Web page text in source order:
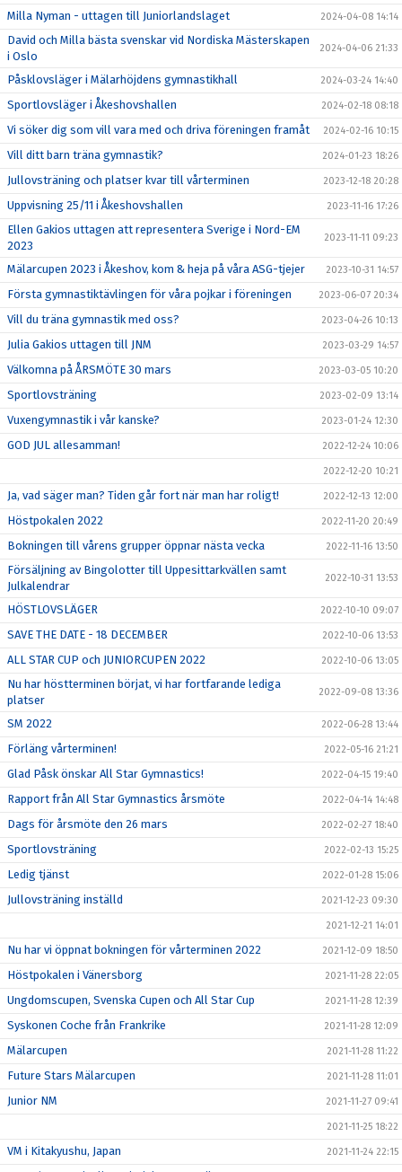
Milla Nyman - uttagen till Juniorlandslaget 2024-04-08 14:14
David och Milla bästa svenskar vid Nordiska Mästerskapen
i Oslo
2024-04-06 21:33
Påsklovsläger i Mälarhöjdens gymnastikhall 2024-03-24 14:40
Sportlovsläger i Åkeshovshallen 2024-02-18 08:18
Vi söker dig som vill vara med och driva föreningen framåt 2024-02-16 10:15
Vill ditt barn träna gymnastik? 2024-01-23 18:26
Jullovsträning och platser kvar till vårterminen 2023-12-18 20:28
Uppvisning 25/11 i Åkeshovshallen 2023-11-16 17:26
Ellen Gakios uttagen att representera Sverige i Nord-EM
2023
2023-11-11 09:23
Mälarcupen 2023 i Åkeshov, kom & heja på våra ASG-tjejer 2023-10-31 14:57
Första gymnastiktävlingen för våra pojkar i föreningen 2023-06-07 20:34
Vill du träna gymnastik med oss? 2023-04-26 10:13
Julia Gakios uttagen till JNM 2023-03-29 14:57
Välkomna på ÅRSMÖTE 30 mars 2023-03-05 10:20
Sportlovsträning 2023-02-09 13:14
Vuxengymnastik i vår kanske? 2023-01-24 12:30
GOD JUL allesamman! 2022-12-24 10:06
2022-12-20 10:21
Ja, vad säger man? Tiden går fort när man har roligt! 2022-12-13 12:00
Höstpokalen 2022 2022-11-20 20:49
Bokningen till vårens grupper öppnar nästa vecka 2022-11-16 13:50
Försäljning av Bingolotter till Uppesittarkvällen samt
Julkalendrar
2022-10-31 13:53
HÖSTLOVSLÄGER 2022-10-10 09:07
SAVE THE DATE - 18 DECEMBER 2022-10-06 13:53
ALL STAR CUP och JUNIORCUPEN 2022 2022-10-06 13:05
Nu har höstterminen börjat, vi har fortfarande lediga
platser
2022-09-08 13:36
SM 2022 2022-06-28 13:44
Förläng vårterminen! 2022-05-16 21:21
Glad Påsk önskar All Star Gymnastics! 2022-04-15 19:40
Rapport från All Star Gymnastics årsmöte 2022-04-14 14:48
Dags för årsmöte den 26 mars 2022-02-27 18:40
Sportlovsträning 2022-02-13 15:25
Ledig tjänst 2022-01-28 15:06
Jullovsträning inställd 2021-12-23 09:30
2021-12-21 14:01
Nu har vi öppnat bokningen för vårterminen 2022 2021-12-09 18:50
Höstpokalen i Vänersborg 2021-11-28 22:05
Ungdomscupen, Svenska Cupen och All Star Cup 2021-11-28 12:39
Syskonen Coche från Frankrike 2021-11-28 12:09
Mälarcupen 2021-11-28 11:22
Future Stars Mälarcupen 2021-11-28 11:01
Junior NM 2021-11-27 09:41
2021-11-25 18:22
VM i Kitakyushu, Japan 2021-11-24 22:15